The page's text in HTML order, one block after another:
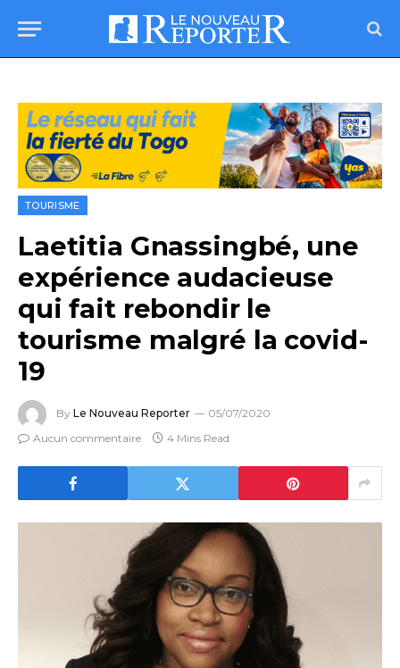
TOURISME
Laetitia Gnassingbé, une
expérience audacieuse
qui fait rebondir le
tourisme malgré la covid-
19
By Le Nouveau Reporter
05/07/2020
Aucun commentaire
4 Mins Read